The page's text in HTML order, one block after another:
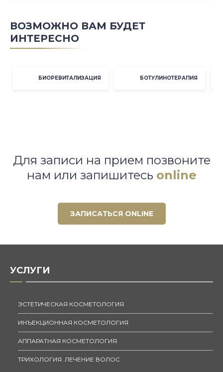
ВОЗМОЖНО ВАМ БУДЕТ
ИНТЕРЕСНО
БИОРЕВИТАЛИЗАЦИЯ БОТУЛИНОТЕРАПИЯ
Для записи на прием позвоните
нам или запишитесь online
ЗАПИСАТЬСЯ ONLINE
УСЛУГИ
ЭСТЕТИЧЕСКАЯ КОСМЕТОЛОГИЯ
ИНЪЕКЦИОННАЯ КОСМЕТОЛОГИЯ
АППАРАТНАЯ КОСМЕТОЛОГИЯ
ТРИХОЛОГИЯ. ЛЕЧЕНИЕ ВОЛОС